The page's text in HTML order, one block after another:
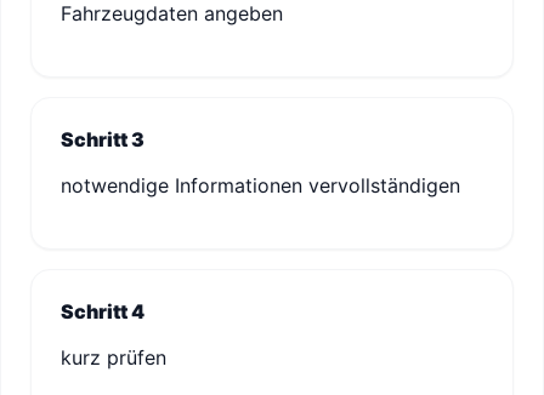
Fahrzeugdaten angeben
Schritt 3
notwendige Informationen vervollständigen
Schritt 4
kurz prüfen